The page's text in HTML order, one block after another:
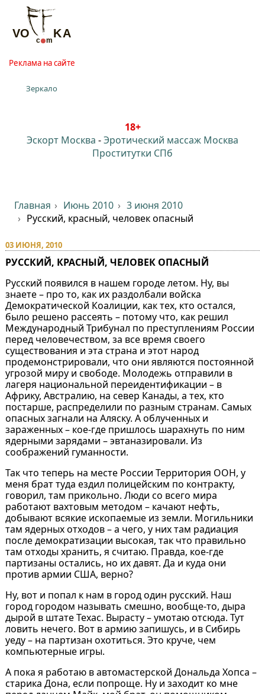
Реклама на сайте
Зеркало
18+
Эскорт Москва -Эротический массаж Москва
Проститутки СПб
Главная Июнь 2010
3 июня 2010
Русский, красный, человек опасный
03 ИЮНЯ, 2010
РУССКИЙ, КРАСНЫЙ, ЧЕЛОВЕК ОПАСНЫЙ
Русский появился в нашем городе летом. Ну, вы
знаете – про то, как их раздолбали войска
Демократической Коалиции, как тех, кто остался,
было решено рассеять – потому что, как решил
Международный Трибунал по преступлениям России
перед человечеством, за все время своего
существования и эта страна и этот народ
продемонстрировали, что они являются постоянной
угрозой миру и свободе. Молодежь отправили в
лагеря национальной переидентификации – в
Африку, Австралию, на север Канады, а тех, кто
постарше, распределили по разным странам. Самых
опасных загнали на Аляску. А облученных и
зараженных – кое-где пришлось шарахнуть по ним
ядерными зарядами – эвтаназировали. Из
соображений гуманности.
Так что теперь на месте России Территория ООН, у
меня брат туда ездил полицейским по контракту,
говорил, там прикольно. Люди со всего мира
работают вахтовым методом – качают нефть,
добывают всякие ископаемые из земли. Могильники
там ядерных отходов – а чего, у них там радиация
после демократизации высокая, так что правильно
там отходы хранить, я считаю. Правда, кое-где
партизаны остались, но их давят. Да и куда они
против армии США, верно?
Ну, вот и попал к нам в город один русский. Наш
город городом называть смешно, вообще-то, дыра
дырой в штате Техас. Вырасту – умотаю отсюда. Тут
ловить нечего. Вот в армию запишусь, и в Сибирь
уеду – на партизан охотиться. Это круче, чем
компьютерные игры.
А пока я работаю в автомастерской Дональда Хопса –
старика Дона, если попроще. Ну и заходит ко мне